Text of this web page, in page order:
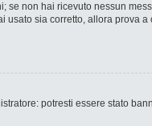
se non hai ricevuto nessun
usato sia corretto, allora prova a
potresti essere stato